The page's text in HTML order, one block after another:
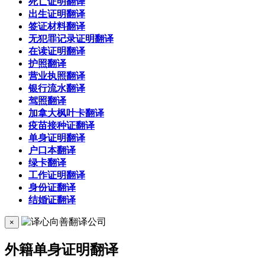
出生证明翻译
签证材料翻译
无犯罪记录证明翻译
在读证明翻译
护照翻译
营业执照翻译
银行流水翻译
驾照翻译
加拿大枫叶卡翻译
疫苗接种证翻译
单身证明翻译
户口本翻译
绿卡翻译
工作证明翻译
身份证翻译
结婚证翻译
×
外籍单身证明翻译